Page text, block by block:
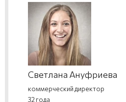
Светлана Ануфриева
коммерческий директор
32 года